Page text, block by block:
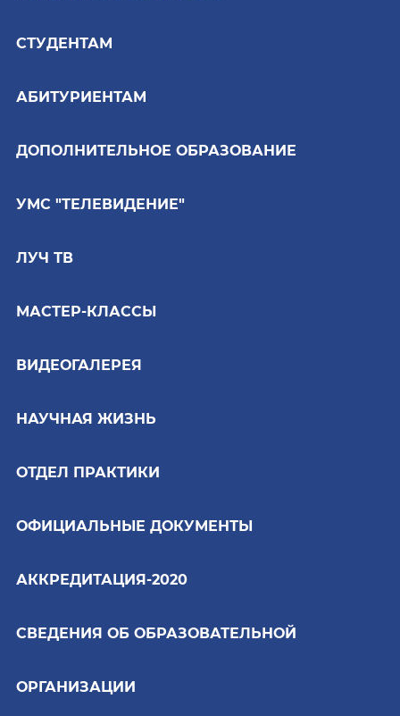
СТУДЕНТАМ
АБИТУРИЕНТАМ
ДОПОЛНИТЕЛЬНОЕ ОБРАЗОВАНИЕ
УМС "ТЕЛЕВИДЕНИЕ"
ЛУЧ ТВ
МАСТЕР-КЛАССЫ
ВИДЕОГАЛЕРЕЯ
НАУЧНАЯ ЖИЗНЬ
ОТДЕЛ ПРАКТИКИ
ОФИЦИАЛЬНЫЕ ДОКУМЕНТЫ
АККРЕДИТАЦИЯ-2020
СВЕДЕНИЯ ОБ ОБРАЗОВАТЕЛЬНОЙ
ОРГАНИЗАЦИИ